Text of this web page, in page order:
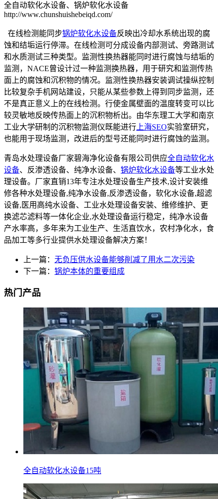
全自动软化水设备、锅炉软化水设备
http://www.chunshuishebeiqd.com/
在线检测能同步锅炉软化水设备反映出冷却水系统出现的腐
蚀和结垢运行停滞。在线检测可分成设备内部测试、旁路测试
和水质测试三种类型。监测性换热器能同时进行腐蚀与结垢的
监测，NACE曾设计过一种监测换热器，用于研究和监测传热
面上的腐蚀和沉积物的情况。监测性换热器安装调试操纵控制
比较复杂手机网站建设，只能从某些参数上得到同步监测，还
不是真正意义上的在线检测。行使金属壁面的温度转变可以比
较灵敏地反映传热面上的沉积物析出。由华东理工大学和南京
工业大学研制的沉积物监测仪既能进行 上海SEO实验室研究，
也能用于现场监测，改进后的型号还能同时进行腐蚀的监测。
青岛水处理设备厂家碧海净化设备有限公司供应全自动软化水
设备、反渗透设备、纯净水设备、 锅炉软化水设备等工业水处
理设备。厂家直销13年专注水处理设备生产技术,设计安装维
修各种水处理设备,纯净水设备,反渗透设备，软化水设备,超滤
设备,医用高纯水设备、工业水处理设备安装、维修维护、更
换滤芯滤料等一体化企业,水处理设备运行稳定，纯净水设备
产水率高，多年来为工业生产、生活直饮水，农村净化水，食
品加工等多行业提供水处理设备解决方案！
上一篇： 无负压供水设备能够削减了用水二次污染
下一篇： 锅炉本体的重要组成
热门产品
全自动软化水设备15吨